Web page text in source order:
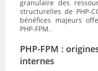
granulaire des
structurelles de PHP-
bénéfices majeurs
PHP-FPM.
PHP-FPM :
internes